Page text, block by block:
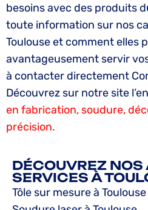
besoins avec des produits
toute information sur nos
Toulouse et comment elles
avantageusement servir
à contacter directement
Découvrez sur notre site
en fabrication, soudure,
précision.
DÉCOUVREZ NOS
SERVICES À
Tôle sur mesure à Toulouse